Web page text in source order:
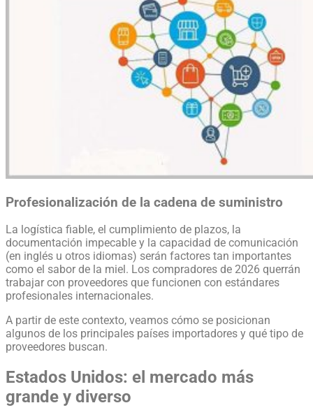
Profesionalización de la cadena de suministro
La logística fiable, el cumplimiento de plazos, la
documentación impecable y la capacidad de comunicación
(en inglés u otros idiomas) serán factores tan importantes
como el sabor de la miel. Los compradores de 2026 querrán
trabajar con proveedores que funcionen con estándares
profesionales internacionales.
A partir de este contexto, veamos cómo se posicionan
algunos de los principales países importadores y qué tipo de
proveedores buscan.
Estados Unidos: el mercado más
grande y diverso